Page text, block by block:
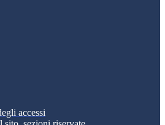
accessi